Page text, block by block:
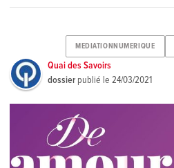
MEDIATIONNUMERIQUE
Quai des Savoirs
dossier publié le24/03/2021